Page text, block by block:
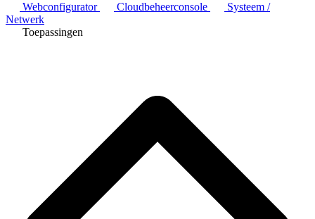
Webconfigurator Cloudbeheerconsole
Systeem /
Netwerk
Toepassingen